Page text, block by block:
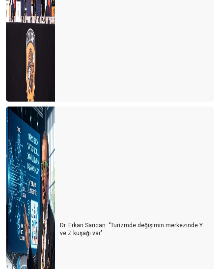
Dr. Erkan Sarıcan: ‘’Turizmde değişimin merkezinde Y
ve Z kuşağı var’’